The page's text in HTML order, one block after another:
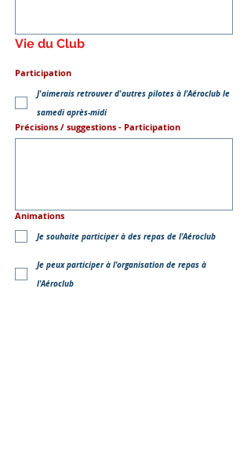
Vie du Club
Participation
J'aimerais retrouver d'autres pilotes à l'Aéroclub le
samedi après-midi
Précisions / suggestions - Participation
Animations
Je souhaite participer à des repas de l'Aéroclub
Je peux participer à l'organisation de repas à
l'Aéroclub